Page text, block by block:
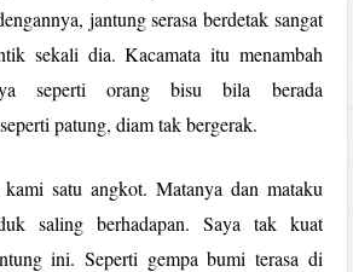
jantung serasa berdetak sangat
sekali dia. Kacamata itu menambah
seperti orang bisu bila berada
patung, diam tak bergerak.
satu angkot. Matanya dan mataku
saling berhadapan. Saya tak kuat
ini. Seperti gempa bumi terasa di